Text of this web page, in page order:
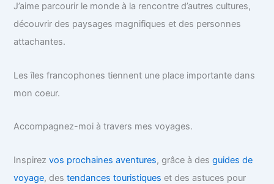
J’aime parcourir le monde à la rencontre d’autres cultures,
découvrir des paysages magnifiques et des personnes
attachantes.
Les îles francophones tiennent une place importante dans
mon coeur.
Accompagnez-moi à travers mes voyages.
Inspirezvos prochaines aventures, grâce à desguides de
voyage, destendances touristiques et des astuces pour